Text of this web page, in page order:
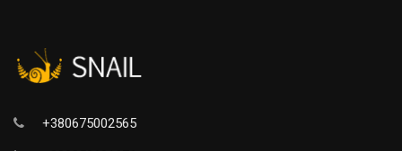
+380675002565